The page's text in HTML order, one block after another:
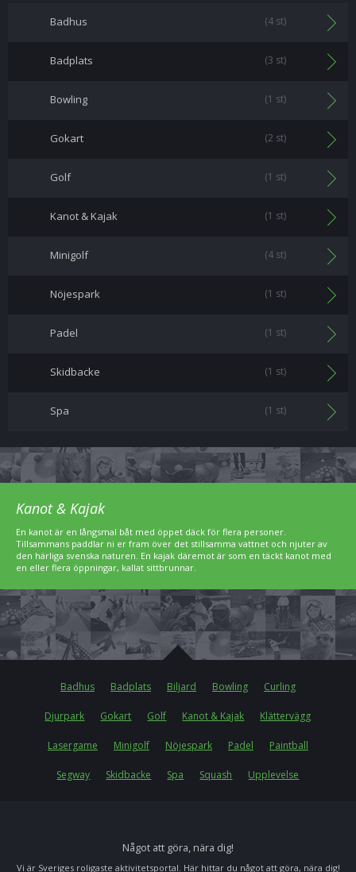
Badhus (4 st)
Badplats (3 st)
Bowling (1 st)
Gokart (2 st)
Golf (1 st)
Kanot & Kajak (1 st)
Minigolf (4 st)
Nöjespark (1 st)
Padel (1 st)
Skidbacke (1 st)
Spa (1 st)
Kanot & Kajak
En kanot är en långsmal båt med öppet däck för flera personer.
Tillsammans paddlar ni er fram över det stillsamma vattnet och njuter av
den härliga svenska naturen. En kajak däremot är som en täckt kanot med
en eller flera öppningar, kallat sittbrunnar.
Badhus Badplats Biljard Bowling Curling
Djurpark Gokart Golf Kanot & Kajak Klättervägg
Lasergame Minigolf Nöjespark Padel Paintball
Segway Skidbacke Spa Squash Upplevelse
Något att göra, nära dig!
Vi är Sveriges roligaste aktivitetsportal. Här hittar du något att göra, nära dig!